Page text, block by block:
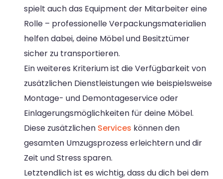
spielt auch das Equipment der Mitarbeiter eine
Rolle – professionelle Verpackungsmaterialien
helfen dabei, deine Möbel und Besitztümer
sicher zu transportieren.
Ein weiteres Kriterium ist die Verfügbarkeit von
zusätzlichen Dienstleistungen wie beispielsweise
Montage- und Demontageservice oder
Einlagerungsmöglichkeiten für deine Möbel.
Diese zusätzlichen Services können den
gesamten Umzugsprozess erleichtern und dir
Zeit und Stress sparen.
Letztendlich ist es wichtig, dass du dich bei dem